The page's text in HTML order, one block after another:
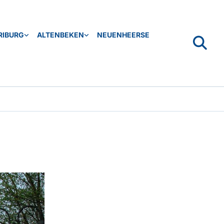
ALTENBEKEN NEUENHEERSE